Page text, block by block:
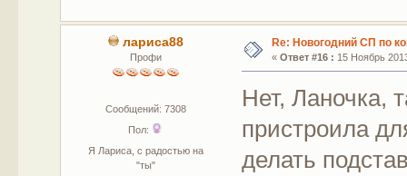
лариса88
Профи
Сообщений: 7308
Пол:
Я Лариса, с радостью на
"ты"
Re: Новогодний СП по
« Ответ #16 : 15 Ноябрь
Нет, Ланочка,
пристроила
делать